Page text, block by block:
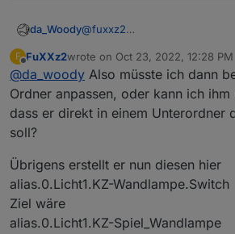
da_Woody@fuxxz2
eintragen als pfad. einfach nur
wegnehmen die automatisch
F
Offline
FuXXz2wrote on Oct 23, 2022, 12:28 PM
last edited by
@da_woody Also müsste ich dann
Ordner anpassen, oder kann ich
dass er direkt in einem Unterordner
soll?
Übrigens erstellt er nun diesen hier
alias.0.Licht1.KZ-Wandlampe.Switch
Ziel wäre
alias.0.Licht1.KZ-Spiel_Wandlampe